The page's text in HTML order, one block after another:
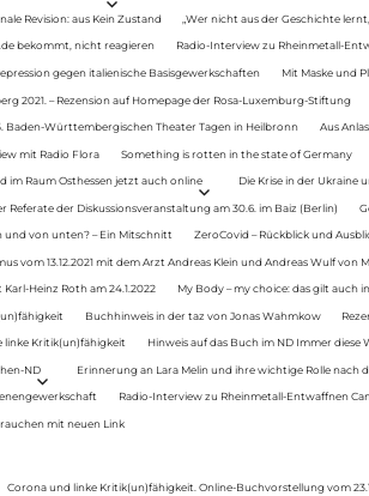
Revision: aus Kein Zustand „Wer nicht aus der Geschichte
bekommt, nicht reagieren Radio-Interview zu Rheinmetall-
gegen italienische Basisgewerkschaften Mit Maske und
2021. – Rezension auf Homepage der Rosa-Luxemburg-Stiftung
Baden-Württembergischen Theater Tagen in Heilbronn Aus
mit Radio Flora Something is rotten in the state of Germany
im Raum Osthessen jetzt auch online Die Krise in der Ukraine
der Diskussionsveranstaltung am 30.6. im Baiz (Berlin)
und von unten? – Ein Mitschnitt ZeroCovid – Rückblick und
vom 13.12.2021 mit dem Arzt Andreas Klein und Andreas Wulf von
Heinz Roth am 24.1.2022 My Body – my choice: das gilt auch
Buchhinweis in der taz von Jonas Wahmkow
linke Kritik(un)fähigkeit Hinweis auf das Buch im ND Immer
ND Erinnerung an Lara Melin und ihre wichtige Rolle
Radio-Interview zu Rheinmetall-Entwaffnen
mit neuen Link
Corona und linke Kritik(un)fähigkeit. Online-Buchvorstellung vom